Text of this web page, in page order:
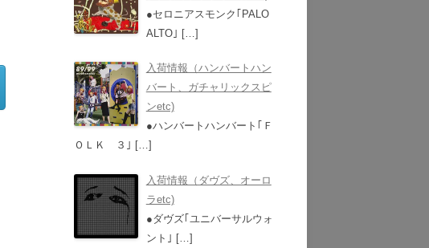
●セロニアスモンク｢PALO
ALTO｣ […]
入荷情報（ハンバートハン
バート、ガチャリックスピ
ンetc)
●ハンバートハンバート｢Ｆ
ＯＬＫ ３｣ […]
入荷情報（ダヴズ、オーロ
ラetc)
●ダヴズ｢ユニバーサルウォ
ント｣ […]